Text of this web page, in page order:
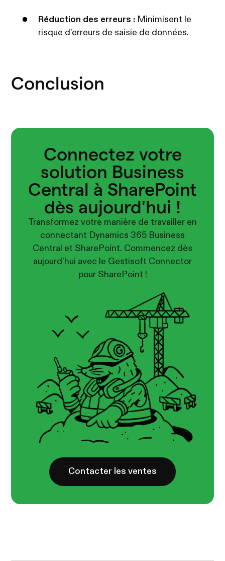
Réduction des erreurs : Minimisent le
risque d'erreurs de saisie de données.
Conclusion
Connectez votre
solution Business
Central à SharePoint
dès aujourd'hui !
Transformez votre manière de travailler en
connectant Dynamics 365 Business
Central et SharePoint. Commencez dès
aujourd'hui avec le Gestisoft Connector
pour SharePoint !
Contacter les ventes